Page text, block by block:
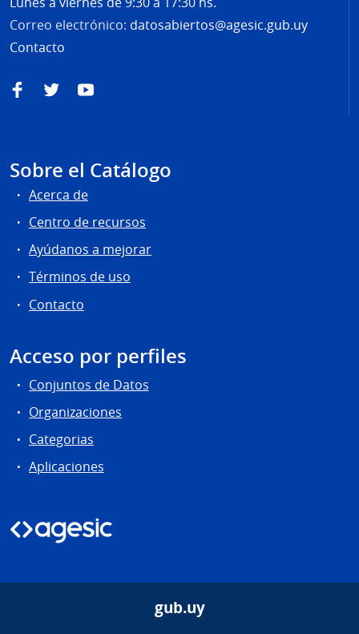
Correo electrónico: datosabiertos@agesic.gub.uy
Contacto
FacebookTwitterYouTube
Sobre el Catálogo
Acerca de
Centro de recursos
Ayúdanos a mejorar
Términos de uso
Contacto
Acceso por perfiles
Conjuntos de Datos
Organizaciones
Categorias
Aplicaciones
gub.uy